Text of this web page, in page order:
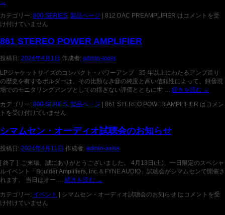
→
カテゴリー: 800 SERIES, 製品ページ 812 DAC PREAMPLIFIER は コメントを受
け付けていません
861 STEREO POWER AMPLIFIER
投稿日: 2024年4月1日 作成者: admin-axiss
LPジャケットサイズのコンパクト・パワーアンプ 35 年以上にわたるアンプ造り
の歴史を有するボルダーは、その比類なき音の純度と高い信頼性によって、録音現
場でのモニタリングアンプとしての揺ぎない評価とともに世 … 続きを読む →
カテゴリー: 800 SERIES, 製品ページ 861 STEREO POWER AMPLIFIER は コメン
トを受け付けていません
シマムセン・オーディオ試聴会のお知らせ
投稿日: 2024年4月11日 作成者: admin-axiss
[ 終了 ] ご来場、誠にありがとうございました。 4月13日(土)、一日限定のスペシャ
ルイベント「Boulder Amplifiers, Inc.＆FYNE AUDIO」試聴会がシマムセンで開催さ
れます。 当日はオー … 続きを読む →
カテゴリー: イベント | シマムセン・オーディオ試聴会のお知らせ は コメントを受
け付けていません